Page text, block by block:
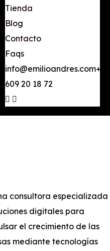
Tienda
Blog
Contacto
Faqs
info@emilioandres.com+34
609 20 18 72
consultora especializada
digitales para
el crecimiento de las
mediante tecnologías